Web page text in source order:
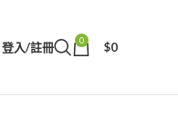
登入/註冊 0 $0